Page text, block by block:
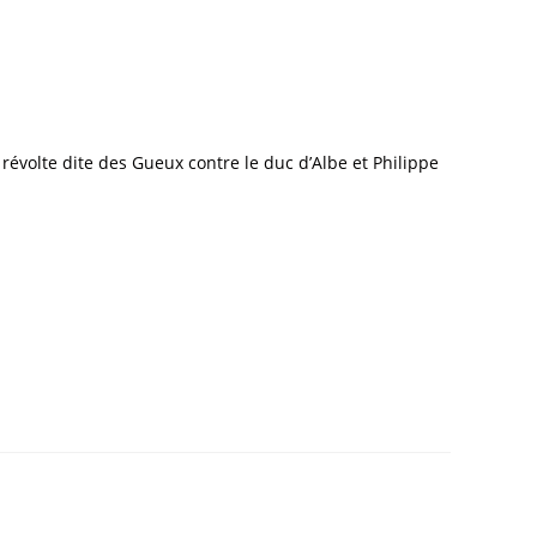
dite des Gueux contre le duc d’Albe et Philippe